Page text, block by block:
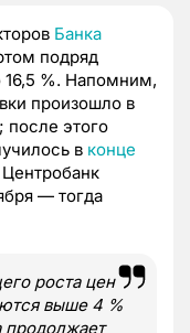
Банка
подряд
%. Напомним,
произошло в
после этого
в конце
— тогда
роста цен
выше 4 %
продолжает